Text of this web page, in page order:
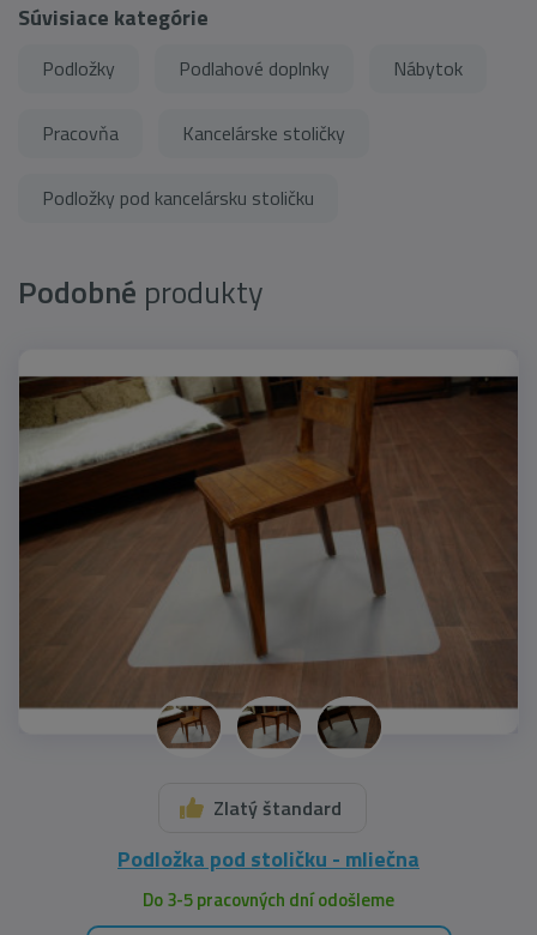
Súvisiace kategórie
Podložky Podlahové doplnky Nábytok
Pracovňa Kancelárske stoličky
Podložky pod kancelársku stoličku
Podobné produkty
Zlatý štandard
Podložka pod stoličku - mliečna
Do 3-5 pracovných dní odošleme